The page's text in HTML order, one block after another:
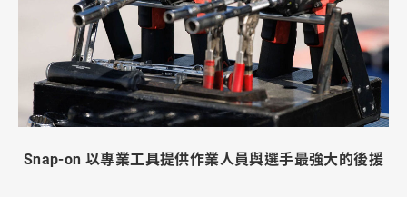
Snap-on 以專業工具提供作業人員與選手最強大的後援